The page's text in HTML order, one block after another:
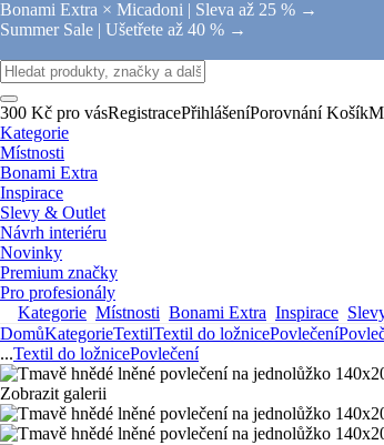
Bonami Extra × Micadoni | Sleva až 25 % →
Summer Sale | Ušetřete až 40 % →
300 Kč pro vásRegistracePřihlášeníPorovnání Košík
Kategorie
Místnosti
Bonami Extra
Inspirace
Slevy & Outlet
Návrh interiéru
Novinky
Premium značky
Pro profesionály
Kategorie Místnosti Bonami Extra Inspirace
DomůKategorieTextilTextil do ložnicePovlečení
...Textil do ložnicePovlečení
Zobrazit galerii